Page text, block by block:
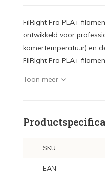
FilRight Pro PLA+
ontwikkeld voor
kamertemperatuur) en
FilRight Pro PLA+
Toon meer
SKU
EAN